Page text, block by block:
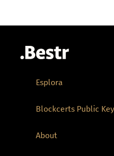
Esplora
Blockcerts Public
About